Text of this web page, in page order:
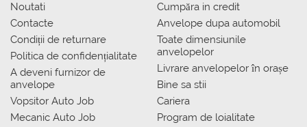
Noutati
Contacte
Condiții de returnare
Politica de confidențialitate
A deveni furnizor de
anvelope
Vopsitor Auto Job
Mecanic Auto Job
Сumpăra in credit
Anvelope dupa automobil
Toate dimensiunile
anvelopelor
Livrare anvelopelor în orașe
Bine sa stii
Cariera
Program de loialitate